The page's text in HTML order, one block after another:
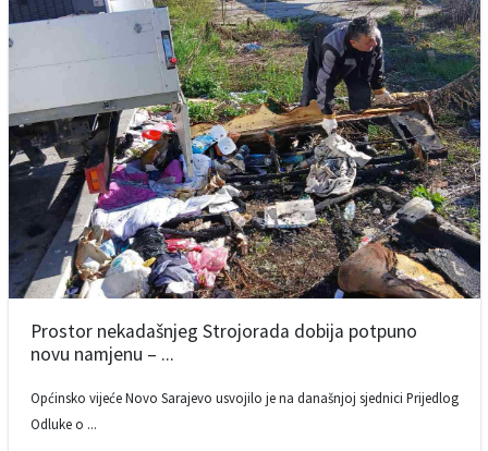
Prostor nekadašnjeg Strojorada dobija potpuno
novu namjenu – ...
Općinsko vijeće Novo Sarajevo usvojilo je na današnjoj sjednici Prijedlog
Odluke o ...